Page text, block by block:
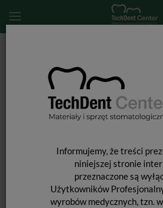
Informujemy, że treści
niniejszej stronie
przeznaczone są
Użytkowników
wyrobów medycznych, tzn.
Sączki papierowe WaveOne Dia-Pro